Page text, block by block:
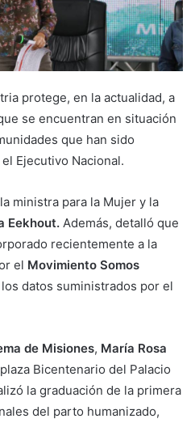
protege, en la actualidad, a
se encuentran en situación
que han sido
Ejecutivo Nacional.
ministra para la Mujer y la
Eekhout. Además, detalló que
recientemente a la
el Movimiento Somos
datos suministrados por el
de Misiones, María Rosa
Bicentenario del Palacio
la graduación de la primera
del parto humanizado,